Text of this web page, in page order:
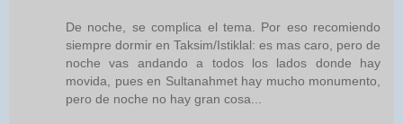
De noche, se complica el tema. Por eso recomiendo
siempre dormir en Taksim/Istiklal: es mas caro, pero de
noche vas andando a todos los lados donde hay
movida, pues en Sultanahmet hay mucho monumento,
pero de noche no hay gran cosa...